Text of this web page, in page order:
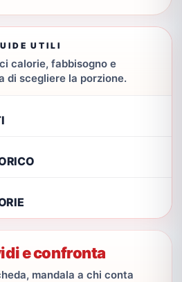
UTILI
calorie, fabbisogno e
di scegliere la porzione.
e confronta
mandala a chi conta